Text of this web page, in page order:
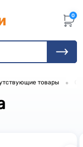
0
товары •